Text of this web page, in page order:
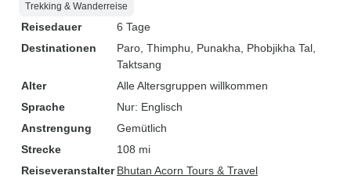
Trekking & Wanderreise
Reisedauer
6 Tage
Destinationen
Paro , Thimphu , Punakha , Phobjikha Tal
Taktsang
Alter
Alle Altersgruppen willkommen
Sprache
Nur: Englisch
Anstrengung
Gemütlich
Strecke
108 mi
Reiseveranstalter Bhutan Acorn Tours & Travel